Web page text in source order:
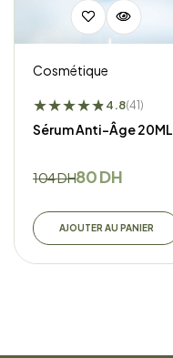
Cosmétique
★★★★★
★4.8(41)
Sérum Anti-Âge 20ML
104DH80DH
AJOUTER AU PANIER